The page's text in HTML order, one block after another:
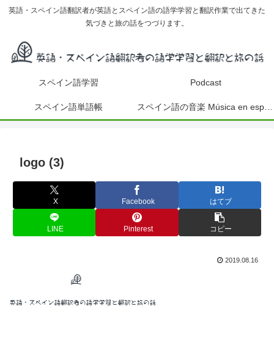
英語・スペイン語翻訳者が英語とスペイン語の語学学習と翻訳作業で出てきた
気づきと旅の話をつづります。
スペイン語学習 Podcast
スペイン語単語帳
logo (3)
X Facebook はてブ
LINE Pinterest コピー
2019.08.16